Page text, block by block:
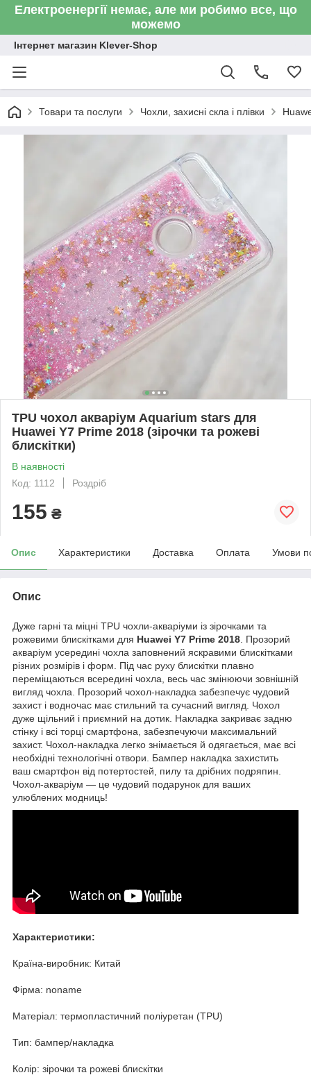
Електроенергії немає, але ми робимо все, що
можемо
Інтернет магазин Klever-Shop
Товари та послуги Чохли, захисні скла і плівки
TPU чохол акваріум Aquarium stars для
Huawei Y7 Prime 2018 (зірочки та рожеві
блискітки)
В наявності
Код: 1112
Роздріб
155 ₴
Опис Характеристики Доставка Оплата Умови
Опис
Дуже гарні та міцні TPU чохли-акваріуми із зірочками та
рожевими блискітками для Huawei Y7 Prime 2018 . Прозорий
акваріум усередині чохла заповнений яскравими блискітками
різних розмірів і форм. Під час руху блискітки плавно
переміщаються всередині чохла, весь час змінюючи зовнішній
вигляд чохла. Прозорий чохол-накладка забезпечує чудовий
захист і водночас має стильний та сучасний вигляд. Чохол
дуже щільний і приємний на дотик. Накладка закриває задню
стінку і всі торці смартфона, забезпечуючи максимальний
захист. Чохол-накладка легко знімається й одягається, має всі
необхідні технологічні отвори. Бампер накладка захистить
ваш смартфон від потертостей, пилу та дрібних подряпин.
Чохол-акваріум — це чудовий подарунок для ваших
улюблених модниць!
Характеристики:
Країна-виробник: Китай
Фірма: noname
Матеріал: термопластичний поліуретан (TPU)
Тип: бампер/накладка
Колір: зірочки та рожеві блискітки